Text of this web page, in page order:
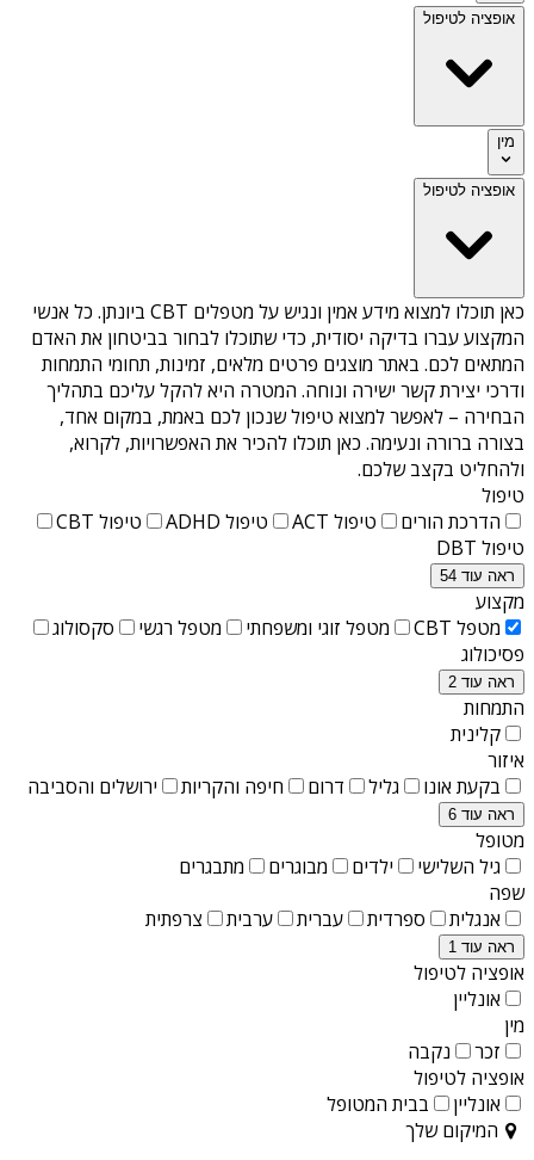
אופציה לטיפול
מין
אופציה לטיפול
כאן תוכלו למצוא מידע אמין ונגיש על מטפלים CBT ביונתן
. כל אנשי
המקצוע עברו בדיקה יסודית, כדי שתוכלו לבחור בביטחון את האדם
המתאים לכם. באתר מוצגים פרטים מלאים, זמינות, תחומי התמחות
ודרכי יצירת קשר ישירה ונוחה. המטרה היא להקל עליכם בתהליך
הבחירה – לאפשר למצוא טיפול שנכון לכם באמת, במקום אחד,
בצורה ברורה ונעימה. כאן תוכלו להכיר את האפשרויות, לקרוא,
ולהחליט בקצב שלכם.
טיפול
הדרכת הורים
טיפול ACT טיפול ADHD
טיפול CBT
טיפול DBT
ראה עוד 54
מקצוע
מטפל CBT
מטפל זוגי ומשפחתי מטפל רגשי
סקסולוג
פסיכולוג
ראה עוד 2
התמחות
קלינית
איזור
בקעת אונו
גליל דרום חיפה והקריות ירושלים והסביבה
ראה עוד 6
מטופל
גיל השלישי
ילדים מבוגרים
מתבגרים
שפה
אנגלית
ספרדית עברית ערבית צרפתית
ראה עוד 1
אופציה לטיפול
אונליין
מין
זכר
נקבה
אופציה לטיפול
אונליין
בבית המטופל
המיקום שלך